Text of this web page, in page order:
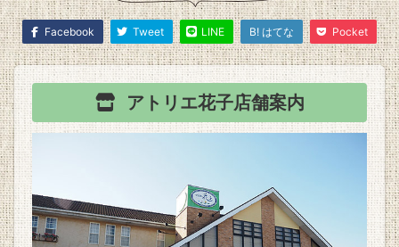
Facebook Tweet LINE B! はてな Pocket
アトリエ花子店舗案内